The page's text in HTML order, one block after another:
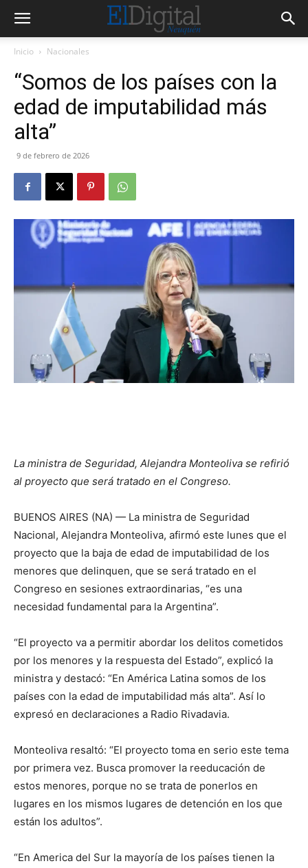
Inicio Nacionales
“Somos de los países con la
edad de imputabilidad más
alta”
9 de febrero de 2026
La ministra de Seguridad, Alejandra Monteoliva se refirió
al proyecto que será tratado en el Congreso.
BUENOS AIRES (NA) — La ministra de Seguridad
Nacional, Alejandra Monteoliva, afirmó este lunes que el
proyecto que la baja de edad de imputabilidad de los
menores que delinquen, que se será tratado en el
Congreso en sesiones extraordinarias, “es una
necesidad fundamental para la Argentina”.
“El proyecto va a permitir abordar los delitos cometidos
por los menores y la respuesta del Estado”, explicó la
ministra y destacó: “En América Latina somos de los
países con la edad de imputabilidad más alta”. Así lo
expresó en declaraciones a Radio Rivadavia.
Monteoliva resaltó: “El proyecto toma en serio este tema
por primera vez. Busca promover la reeducación de
estos menores, porque no se trata de ponerlos en
lugares en los mismos lugares de detención en los que
están los adultos”.
“En America del Sur la mayoría de los países tienen la